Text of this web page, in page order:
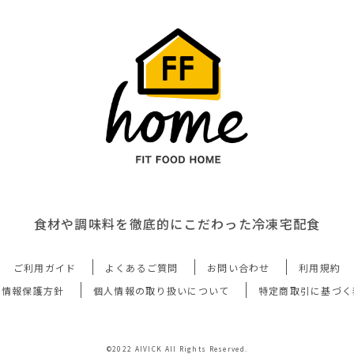
食材や調味料を徹底的にこだわった冷凍宅配食
ご利用ガイド よくあるご質問 お問い合わせ
利用規約
報保護方針
個人情報の取り扱いについて 特定商取引に基づ
©2022 AIVICK All Rights Reserved.